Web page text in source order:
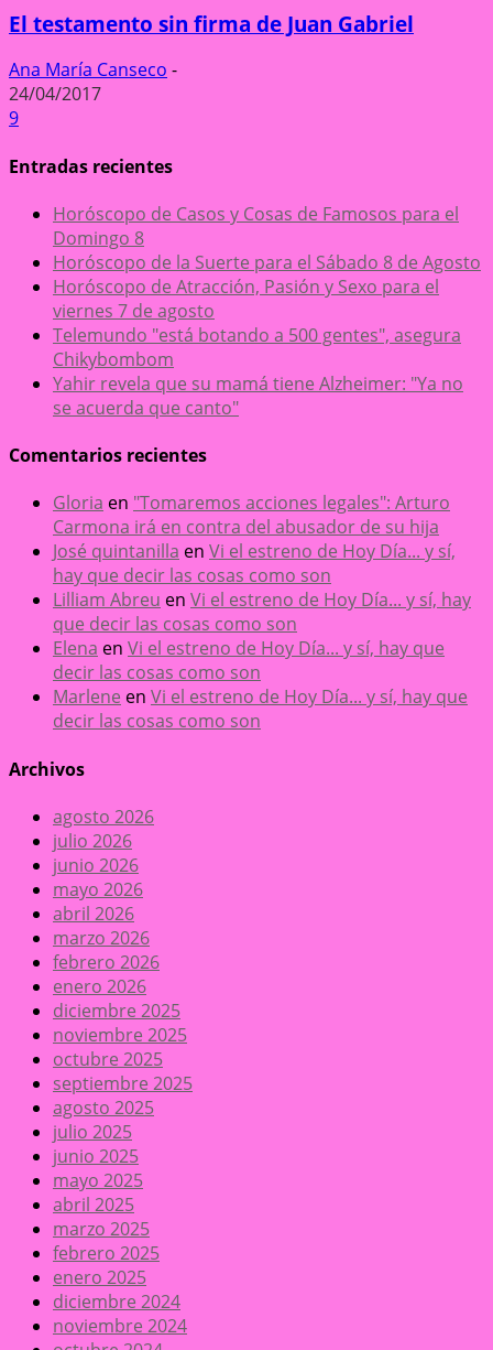
El testamento sin firma de Juan Gabriel
Ana María Canseco -
24/04/2017
9
Entradas recientes
Horóscopo de Casos y Cosas de Famosos para el
Domingo 8
Horóscopo de la Suerte para el Sábado 8 de Agosto
Horóscopo de Atracción, Pasión y Sexo para el
viernes 7 de agosto
Telemundo "está botando a 500 gentes", asegura
Chikybombom
Yahir revela que su mamá tiene Alzheimer: "Ya no
se acuerda que canto"
Comentarios recientes
Gloria en "Tomaremos acciones legales": Arturo
Carmona irá en contra del abusador de su hija
José quintanilla en Vi el estreno de Hoy Día... y sí,
hay que decir las cosas como son
Lilliam Abreu en Vi el estreno de Hoy Día... y sí, hay
que decir las cosas como son
Elena en Vi el estreno de Hoy Día... y sí, hay que
decir las cosas como son
Marlene en Vi el estreno de Hoy Día... y sí, hay que
decir las cosas como son
Archivos
agosto 2026
julio 2026
junio 2026
mayo 2026
abril 2026
marzo 2026
febrero 2026
enero 2026
diciembre 2025
noviembre 2025
octubre 2025
septiembre 2025
agosto 2025
julio 2025
junio 2025
mayo 2025
abril 2025
marzo 2025
febrero 2025
enero 2025
diciembre 2024
noviembre 2024